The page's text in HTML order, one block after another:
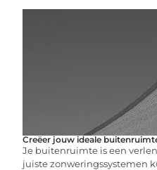
Creëer jouw ideale
Je buitenruimte is een
juiste zonweringssystemen